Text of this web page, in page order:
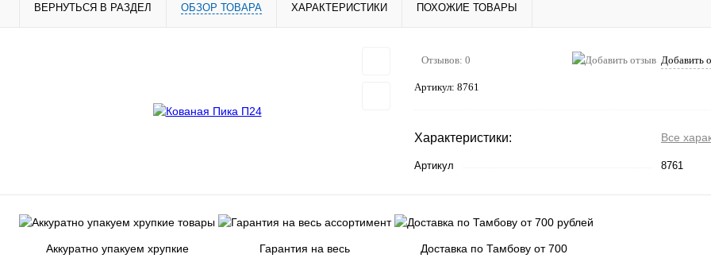
ВЕРНУТЬСЯ В РАЗДЕЛ ОБЗОР ТОВАРА ХАРАКТЕРИСТИКИ ПОХОЖИЕ ТОВАРЫ
Отзывов: 0 Добавить
Артикул: 8761
Характеристики: Все
Артикул 8761
Аккуратно упакуем хрупкие
Гарантия на весь
Доставка по Тамбову от 700